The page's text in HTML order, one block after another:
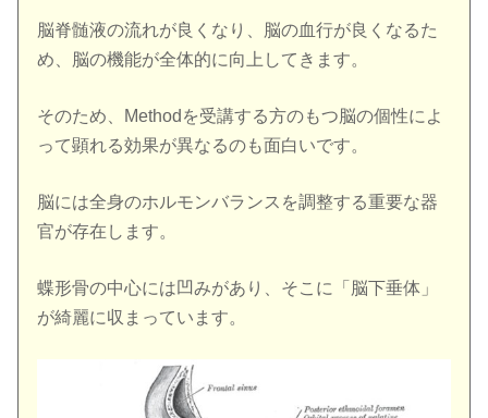
脳脊髄液の流れが良くなり、脳の血行が良くなるた
め、脳の機能が全体的に向上してきます。
そのため、Methodを受講する方のもつ脳の個性によ
って顕れる効果が異なるのも面白いです。
脳には全身のホルモンバランスを調整する重要な器
官が存在します。
蝶形骨の中心には凹みがあり、そこに「脳下垂体」
が綺麗に収まっています。